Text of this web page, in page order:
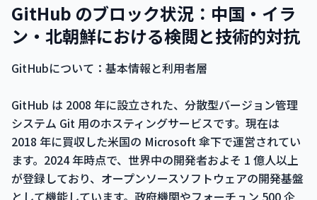
GitHub のブロック状況：中国・イラ
ン・北朝鮮における検閲と技術的対抗
GitHubについて：基本情報と利用者層
GitHub は 2008 年に設立された、分散型バージョン管理
システム Git 用のホスティングサービスです。現在は
2018 年に買収した米国の Microsoft 傘下で運営されてい
ます。2024 年時点で、世界中の開発者およそ 1 億人以上
が登録しており、オープンソースソフトウェアの開発基盤
として機能しています。政府機関やフォーチュン 500 企